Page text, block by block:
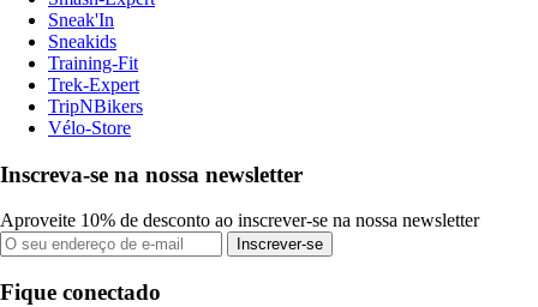
Sneak'In
Sneakids
Training-Fit
Trek-Expert
TripNBikers
Vélo-Store
Inscreva-se na nossa newsletter
Aproveite 10% de desconto ao inscrever-se na nossa newsletter
Inscrever-se
Fique conectado